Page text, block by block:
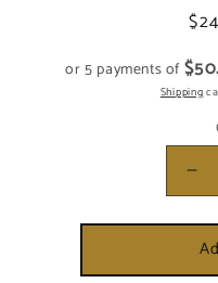
or 5 payments of
Shipping
for
DE